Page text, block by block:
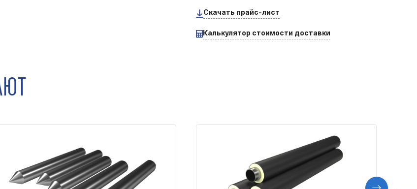
Скачать прайс-лист
Калькулятор стоимости доставки